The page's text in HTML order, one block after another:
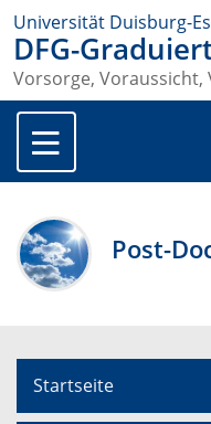
Universität Duisburg-
DFG-
Vorsorge, Voraussicht,
Post-
Startseite